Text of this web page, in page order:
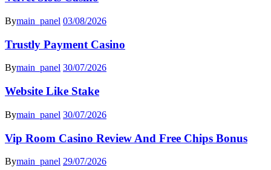
Bymain_panel 03/08/2026
Trustly Payment Casino
Bymain_panel 30/07/2026
Website Like Stake
Bymain_panel 30/07/2026
Vip Room Casino Review And Free Chips Bonus
Bymain_panel 29/07/2026